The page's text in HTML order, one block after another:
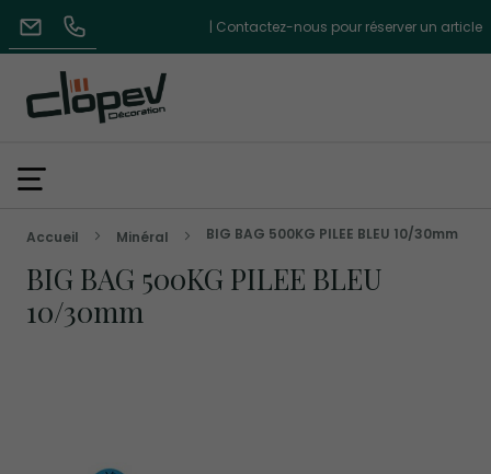
| Contactez-nous pour réserver un article
Accueil Minéral BIG BAG 500KG PILEE BLEU 10/30mm
BIG BAG 500KG PILEE BLEU
10/30mm